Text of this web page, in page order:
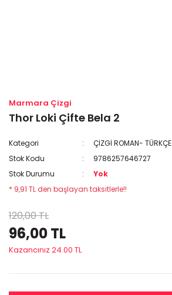
Marmara Çizgi
Thor Loki Çifte Bela 2
Kategori
ÇİZGİ ROMAN- TÜRKÇE
Stok Kodu
9786257646727
Stok Durumu
Yok
* 9,91 TL den başlayan taksitlerle!!
120,00 TL
96,00 TL
Kazancınız 24.00 TL